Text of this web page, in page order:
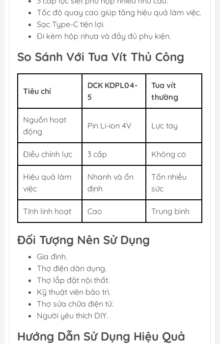
Tốc độ quay cao giúp tăng hiệu quả làm việc.
Sạc Type-C tiện lợi.
Đi kèm hộp nhựa và đầy đủ phụ kiện.
So Sánh Với Tua Vít Thủ Công
Tiêu chí
DCK KDPL04-
5
Tua vít
thường
Nguồn hoạt
động
Pin Li-ion 4V Lực tay
Điều chỉnh lực 3 cấp Không có
Hiệu quả làm
việc
Nhanh và ổn
định
Tốn nhiều
sức
Tính linh hoạt Cao Trung bình
Đối Tượng Nên Sử Dụng
Gia đình.
Thợ điện dân dụng.
Thợ lắp đặt nội thất.
Kỹ thuật viên bảo trì.
Thợ sửa chữa điện tử.
Người yêu thích DIY.
Hướng Dẫn Sử Dụng Hiệu Quả